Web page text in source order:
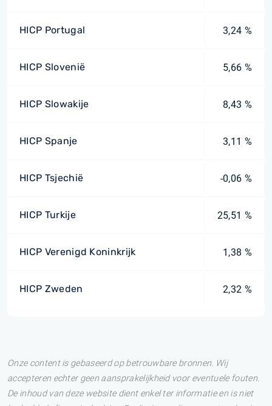
HICP Portugal 3,24 %
HICP Slovenië 5,66 %
HICP Slowakije 8,43 %
HICP Spanje 3,11 %
HICP Tsjechië -0,06 %
HICP Turkije 25,51 %
HICP Verenigd Koninkrijk 1,38 %
HICP Zweden 2,32 %
Onze content is gebaseerd op betrouwbare bronnen. Wij
accepteren echter geen aansprakelijkheid voor eventuele fouten.
De inhoud van deze website dient enkel ter informatie en is niet